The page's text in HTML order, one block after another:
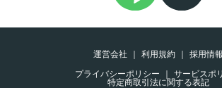
運営会社 利用規約
採用情報
プライバシーポリシー
サービスポ
特定商取引法に関する表記